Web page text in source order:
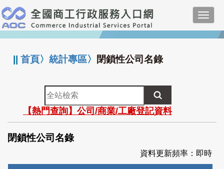
跳
到
主
要
:::
||首頁〉統計專區〉 閉鎖性公司名錄
全
站
檢
索
【熱門查詢】公司/商業/工廠登記資料
閉鎖性公司名錄
資料更新頻率：即時